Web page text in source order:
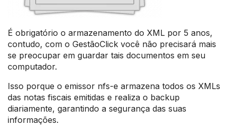
É obrigatório o armazenamento do XML por 5 anos,
contudo, com o GestãoClick você não precisará mais
se preocupar em guardar tais documentos em seu
computador.
Isso porque o emissor nfs-e armazena todos os XMLs
das notas fiscais emitidas e realiza o backup
diariamente, garantindo a segurança das suas
informações.